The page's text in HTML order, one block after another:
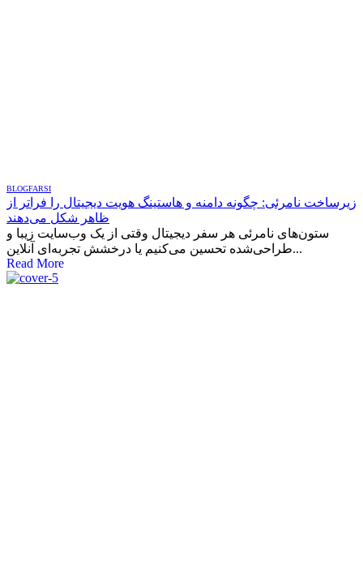
BLOGFARSI
زیرساخت نامرئی: چگونه دامنه و هاستینگ هویت دیجیتال را فراتر از
ظاهر شکل می‌دهند
ستون‌های نامرئی هر سفر دیجیتال وقتی از یک وب‌سایت زیبا و
طراحی‌شده تحسین می‌کنیم یا درخشش تجربه‌ای آنلاین...
Read More